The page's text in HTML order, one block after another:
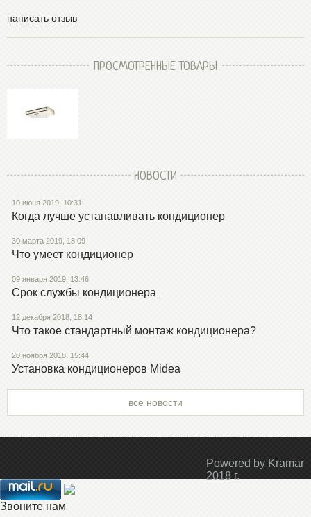
написать отзыв
ПРОСМОТРЕННЫЕ ТОВАРЫ
НОВОСТИ
10 июня 2019, 10:31
Когда лучше устанавливать кондиционер
30 марта 2019, 18:09
Что умеет кондиционер
09 января 2019, 13:46
Срок службы кондиционера
12 декабря 2018, 18:14
Что такое стандартный монтаж кондиционера?
20 ноября 2018, 15:44
Установка кондиционеров Midea
все новости
Powered by Kramar
2018 г.
Звоните нам